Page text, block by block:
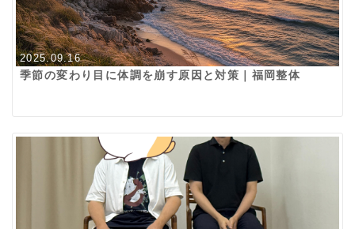
2025.09.16
季節の変わり目に体調を崩す原因と対策｜福岡整体